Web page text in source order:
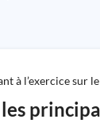
à l’exercice sur